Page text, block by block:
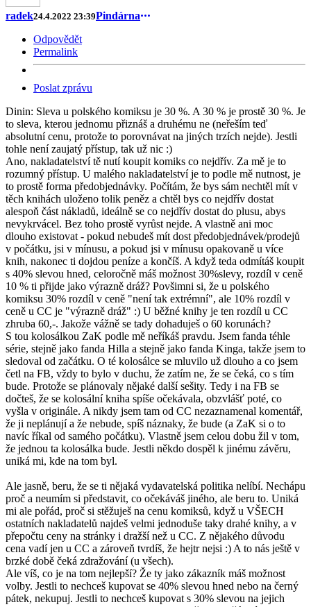
radek24.4.2022 23:39Pindárna
Odpovědět
Permalink
Poslat zprávu
Dinin: Sleva u polského komiksu je 30 %. A 30 % je prostě 30 %. Je
to sleva, kterou jednomu přiznáš a druhému ne (neřeším teď
absolutní cenu, protože to porovnávat na jiných trzích nejde). Jestli
tohle není zaujatý přístup, tak už nic :)
Ano, nakladatelství tě nutí koupit komiks co nejdřív. Za mě je to
rozumný přístup. U malého nakladatelství je to podle mě nutnost, je
to prostě forma předobjednávky. Počítám, že bys sám nechtěl mít v
těch knihách uloženo tolik peněz a chtěl bys co nejdřív dostat
alespoň část nákladů, ideálně se co nejdřív dostat do plusu, abys
nevykrvácel. Bez toho prostě vyrůst nejde. A vlastně ani moc
dlouho existovat - pokud nebudeš mít dost předobjednávek/prodejů
v počátku, jsi v mínusu, a pokud jsi v mínusu opakovaně u více
knih, nakonec ti dojdou peníze a končíš. A když teda odmítáš koupit
s 40% slevou hned, celoročně máš možnost 30%slevy, rozdíl v ceně
10 % ti přijde jako výrazně dráž? Povšimni si, že u polského
komiksu 30% rozdíl v ceně "není tak extrémní", ale 10% rozdíl v
ceně u CC je "výrazně dráž" :) U běžné knihy je ten rozdíl u CC
zhruba 60,-. Jakože vážně se tady dohaduješ o 60 korunách?
S tou kolosálkou ZaK podle mě neříkáš pravdu. Jsem fanda téhle
série, stejně jako fanda Hilla a stejně jako fanda Kinga, takže jsem to
sledoval od začátku. O té kolosálce se mluvilo už dlouho a co jsem
četl na FB, vždy to bylo v duchu, že zatím ne, že se čeká, co s tím
bude. Protože se plánovaly nějaké další sešity. Tedy i na FB se
dočteš, že se kolosální kniha spíše očekávala, obzvlášť poté, co
vyšla v originále. A nikdy jsem tam od CC nezaznamenal komentář,
že ji neplánují a že nebude, spíš náznaky, že bude (a ZaK si o to
navíc říkal od samého počátku). Vlastně jsem celou dobu žil v tom,
že jednou ta kolosálka bude. Jestli někdo dospěl k jinému závěru,
uniká mi, kde na tom byl.
Ale jasně, beru, že se ti nějaká vydavatelská politika nelíbí. Nechápu
proč a neumím si představit, co očekáváš jiného, ale beru to. Uniká
mi ale pořád, proč si stěžuješ na cenu komiksů, když u VŠECH
ostatních nakladatelů najdeš velmi jednoduše taky drahé knihy, a v
přepočtu ceny na stránky i dražší než u CC. Z nějakého důvodu
cena vadí jen u CC a zároveň tvrdíš, že hejtr nejsi :) A to nás ještě v
brzké době čeká zdražování (u všech).
Ale víš, co je na tom nejlepší? Že ty jako zákazník máš možnost
volby. Jestli to nechceš kupovat se 40% slevou hned nebo na černý
pátek, nekupuj. Jestli to nechceš kupovat s 30% slevou na jejich